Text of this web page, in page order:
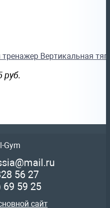
Вертикальная
руб.
Верхняя тяга Gymleco 311
руб.
Gym
56 27
69 59 25
сайт